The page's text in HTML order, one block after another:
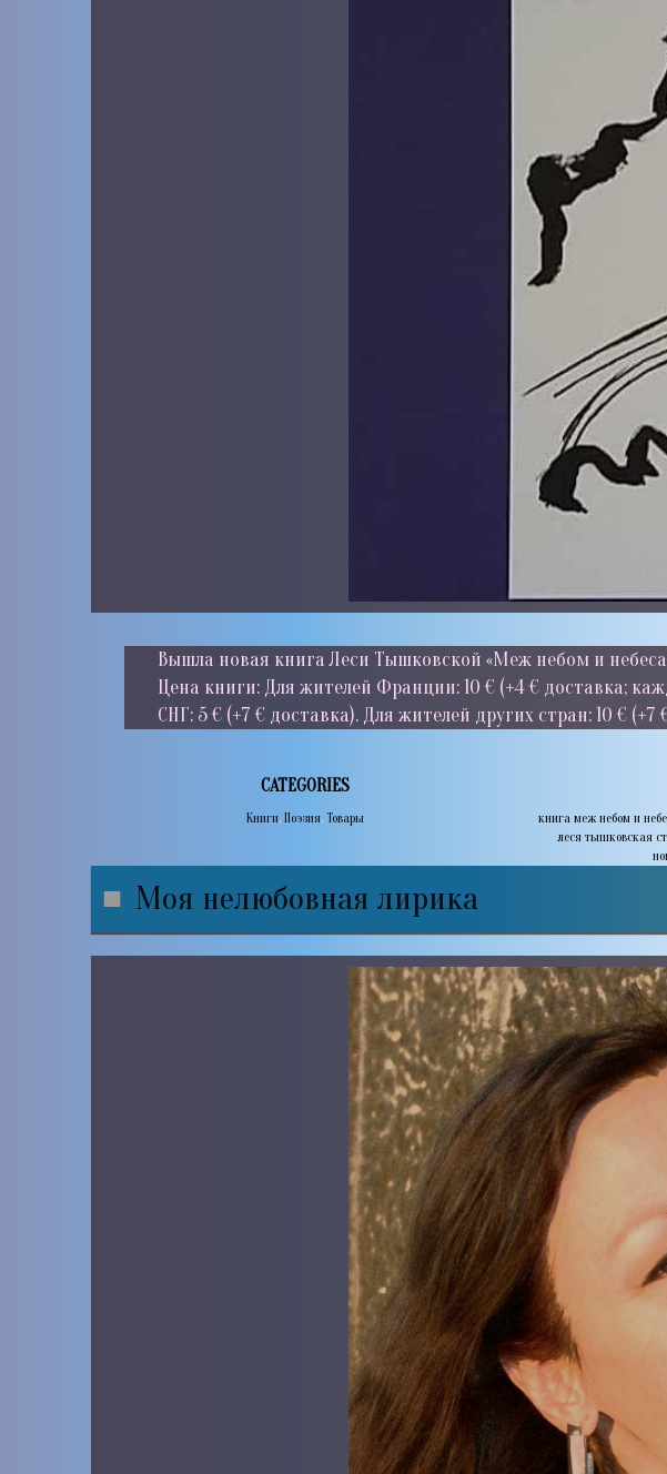
Вышла новая книга Леси Тышковской «Меж небом и
Цена книги: Для жителей Франции: 10 € (+4 € доставка;
СНГ: 5 € (+7 € доставка). Для жителей других стран: 10 € (+7
CATEGORIES
Книги,Поэзия,Товары книга меж небом и
леся тышковская
Моя нелюбовная лирика